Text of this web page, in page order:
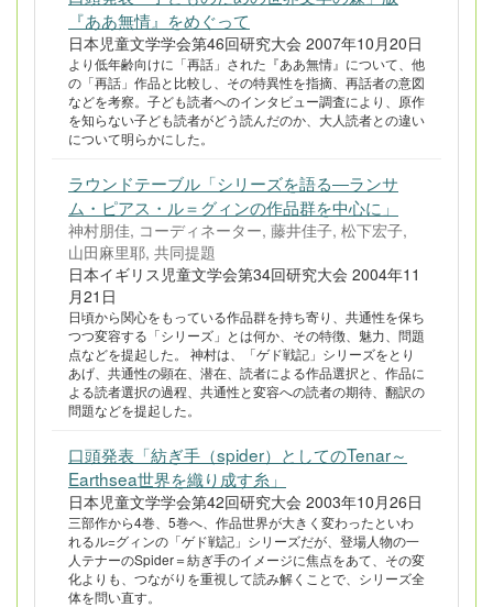
『ああ無情』をめぐって
日本児童文学学会第46回研究大会 2007年10月20日
より低年齢向けに「再話」された『ああ無情』について、他
の「再話」作品と比較し、その特異性を指摘、再話者の意図
などを考察。子ども読者へのインタビュー調査により、原作
を知らない子ども読者がどう読んだのか、大人読者との違い
について明らかにした。
ラウンドテーブル「シリーズを語る―ランサ
ム・ピアス・ル＝グィンの作品群を中心に」
神村朋佳, コーディネーター, 藤井佳子, 松下宏子,
山田麻里耶, 共同提題
日本イギリス児童文学会第34回研究大会 2004年11
月21日
日頃から関心をもっている作品群を持ち寄り、共通性を保ち
つつ変容する「シリーズ」とは何か、その特徴、魅力、問題
点などを提起した。 神村は、「ゲド戦記」シリーズをとり
あげ、共通性の顕在、潜在、読者による作品選択と、作品に
よる読者選択の過程、共通性と変容への読者の期待、翻訳の
問題などを提起した。
口頭発表「紡ぎ手（spider）としてのTenar～
Earthsea世界を織り成す糸」
日本児童文学学会第42回研究大会 2003年10月26日
三部作から4巻、5巻へ、作品世界が大きく変わったといわ
れるル=グィンの「ゲド戦記」シリーズだが、登場人物の一
人テナーのSpider＝紡ぎ手のイメージに焦点をあて、その変
化よりも、つながりを重視して読み解くことで、シリーズ全
体を問い直す。